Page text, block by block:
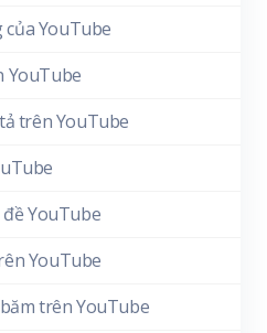
YouTube
YouTube
trên YouTube
YouTube
YouTube
trên YouTube